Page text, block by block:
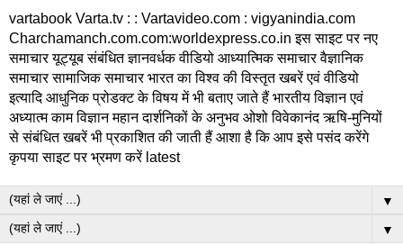
vartabook Varta.tv : : Vartavideo.com : vigyanindia.com
Charchamanch.com.com:worldexpress.co.in इस साइट पर नए
समाचार यूट्यूब संबंधित ज्ञानवर्धक वीडियो आध्यात्मिक समाचार वैज्ञानिक
समाचार सामाजिक समाचार भारत का विश्व की विस्तृत खबरें एवं वीडियो
इत्यादि आधुनिक प्रोडक्ट के विषय में भी बताए जाते हैं भारतीय विज्ञान एवं
अध्यात्म काम विज्ञान महान दार्शनिकों के अनुभव ओशो विवेकानंद ऋषि-मुनियों
से संबंधित खबरें भी प्रकाशित की जाती हैं आशा है कि आप इसे पसंद करेंगे
कृपया साइट पर भ्रमण करें latest
▼
▼